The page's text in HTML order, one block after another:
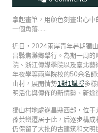
拿起畫筆，用顏色刻畫出心
一個角落……
近日，2024兩岸青年暑期獨
昌縣焦灘鄉舉行。為期一周
院、浙江傳媒學院以及臺北
年夜學等兩岸院校的50余名
山村，展開情勢1對1講授多
明活化與傳佈的新情勢、新途
獨山村地處遂昌縣西部，位
孫葉巒遷居于此，后逐步構
仍保留了大批的古建筑和文